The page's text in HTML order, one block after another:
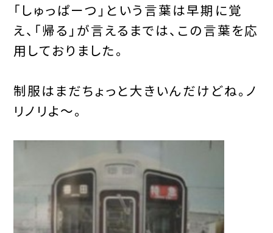
「しゅっぱーつ」という言葉は早期に覚
え、「帰る」が言えるまでは、この言葉を応
用しておりました。
制服はまだちょっと大きいんだけどね。ノ
リノリよ～。